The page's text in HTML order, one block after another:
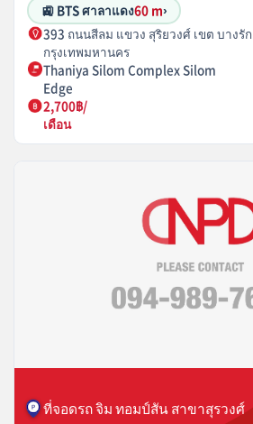
🚉 BTS ศาลาแดง60 m›
393 ถนนสีลม แขวง สุริยวงศ์ เขต บางรัก
กรุงเทพมหานคร
Thaniya Silom Complex Silom
Edge
2,700฿/
เดือน
ที่จอดรถ จิม ทอมป์สัน สาขาสุรวงศ์